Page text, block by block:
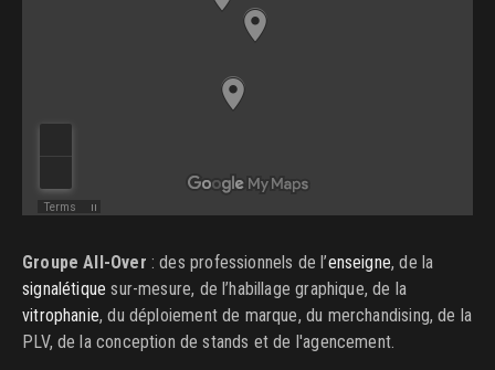
Groupe All-Over : des professionnels de l’enseigne, de la
signalétique sur-mesure, de l’habillage graphique, de la
vitrophanie, du déploiement de marque, du merchandising, de la
PLV, de la conception de stands et de l'agencement.